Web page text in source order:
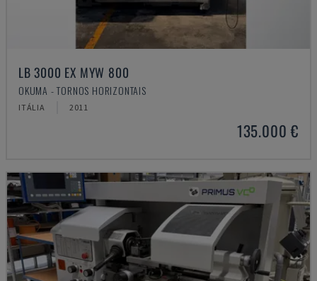
LB 3000 EX MYW 800
OKUMA - TORNOS HORIZONTAIS
ITÁLIA 2011
135.000 €